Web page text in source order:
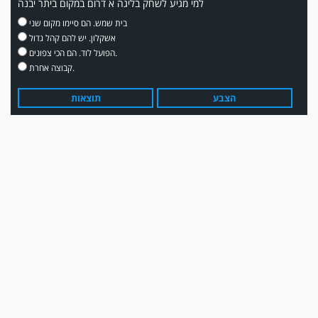
למי מגיע לשחק בליגה א דרום במקום ביתר יבנה
בית שמש. הם סיימו מקום שני
אשקלון. יש להם קהל גדול
הפועל לוד. הם הכי צפונים.
קבוצה אחרת.
תוצאות הצבע